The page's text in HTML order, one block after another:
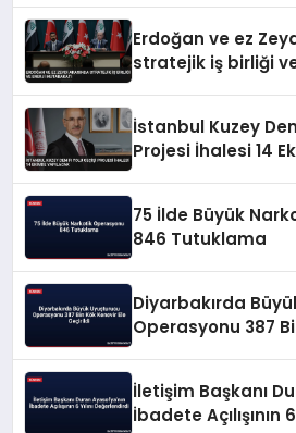
Erdoğan ve ez
stratejik iş birliği
İstanbul Kuzey
Projesi İhalesi 14
75 İlde Büyük
846 Tutuklama
Diyarbakırda
Operasyonu 387
İletişim Başkanı
İbadete Açılışının